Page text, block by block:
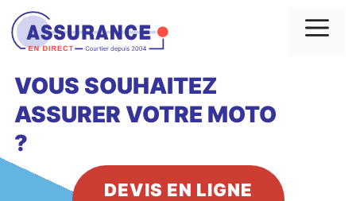
Aller
au
contenu
VOUS SOUHAITEZ
ASSURER VOTRE MOTO
?
DEVIS EN LIGNE